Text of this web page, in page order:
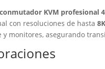
conmutador KVM profesional
con resoluciones de hasta
y monitores, asegurando